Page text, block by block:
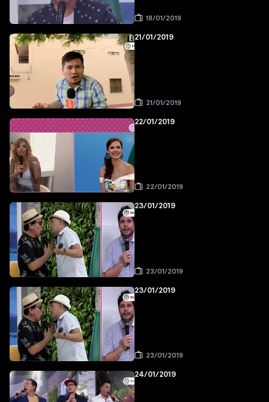
18/01/2019
21/01/2019
21/01/2019
22/01/2019
22/01/2019
23/01/2019
23/01/2019
23/01/2019
23/01/2019
24/01/2019